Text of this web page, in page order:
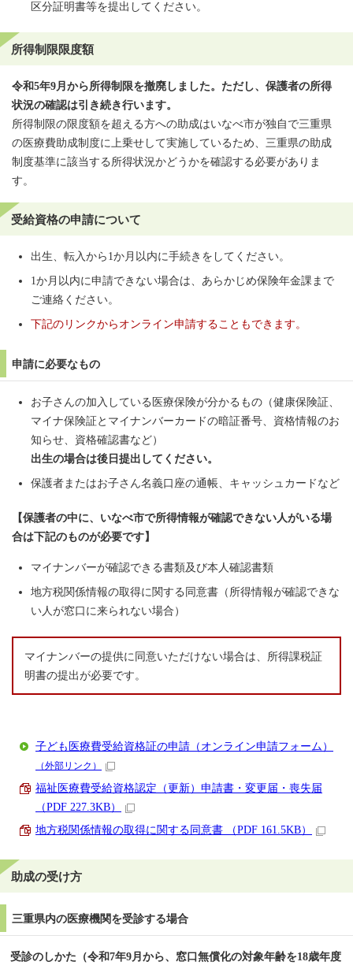
区分証明書等を提出してください。
所得制限限度額
令和5年9月から所得制限を撤廃しました。ただし、保護者の所得
状況の確認は引き続き行います。
所得制限の限度額を超える方への助成はいなべ市が独自で三重県
の医療費助成制度に上乗せして実施しているため、三重県の助成
制度基準に該当する所得状況かどうかを確認する必要がありま
す。
受給資格の申請について
出生、転入から1か月以内に手続きをしてください。
1か月以内に申請できない場合は、あらかじめ保険年金課まで
ご連絡ください。
下記のリンクからオンライン申請することもできます。
申請に必要なもの
お子さんの加入している医療保険が分かるもの（健康保険証、
マイナ保険証とマイナンバーカードの暗証番号、資格情報のお
知らせ、資格確認書など）
出生の場合は後日提出してください。
保護者またはお子さん名義口座の通帳、キャッシュカードなど
【保護者の中に、いなべ市で所得情報が確認できない人がいる場
合は下記のものが必要です】
マイナンバーが確認できる書類及び本人確認書類
地方税関係情報の取得に関する同意書（所得情報が確認できな
い人が窓口に来られない場合）
マイナンバーの提供に同意いただけない場合は、所得課税証
明書の提出が必要です。
子ども医療費受給資格証の申請（オンライン申請フォーム）
（外部リンク）
福祉医療費受給資格認定（更新）申請書・変更届・喪失届
（PDF 227.3KB）
地方税関係情報の取得に関する同意書 （PDF 161.5KB）
助成の受け方
三重県内の医療機関を受診する場合
受診のしかた（令和7年9月から、窓口無償化の対象年齢を18歳年度